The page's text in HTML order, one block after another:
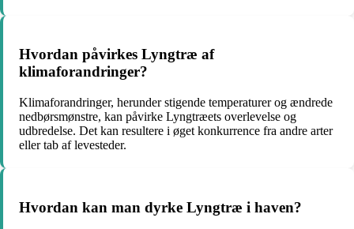
Hvordan påvirkes Lyngtræ af
klimaforandringer?
Klimaforandringer, herunder stigende temperaturer og ændrede
nedbørsmønstre, kan påvirke Lyngtræets overlevelse og
udbredelse. Det kan resultere i øget konkurrence fra andre arter
eller tab af levesteder.
Hvordan kan man dyrke Lyngtræ i haven?